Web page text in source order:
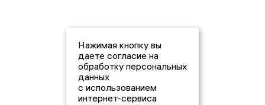
Нажимая кнопку вы
даете согласие на
обработку персональных
данных
с использованием
интернет-сервиса